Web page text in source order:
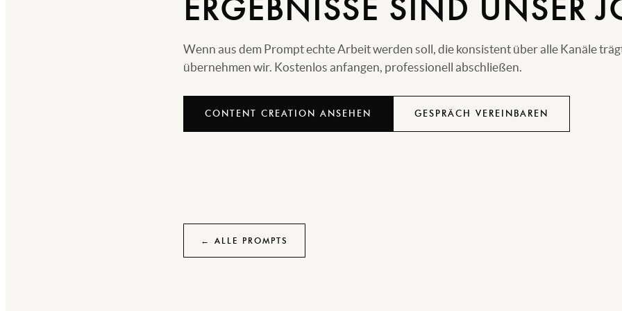
ERGEBNISSE SIND UNSER
Wenn aus dem Prompt echte Arbeit werden soll, die konsistent über alle Kanäle
übernehmen wir. Kostenlos anfangen, professionell abschließen.
CONTENT CREATION ANSEHEN GESPRÄCH VEREINBAREN
← ALLE PROMPTS